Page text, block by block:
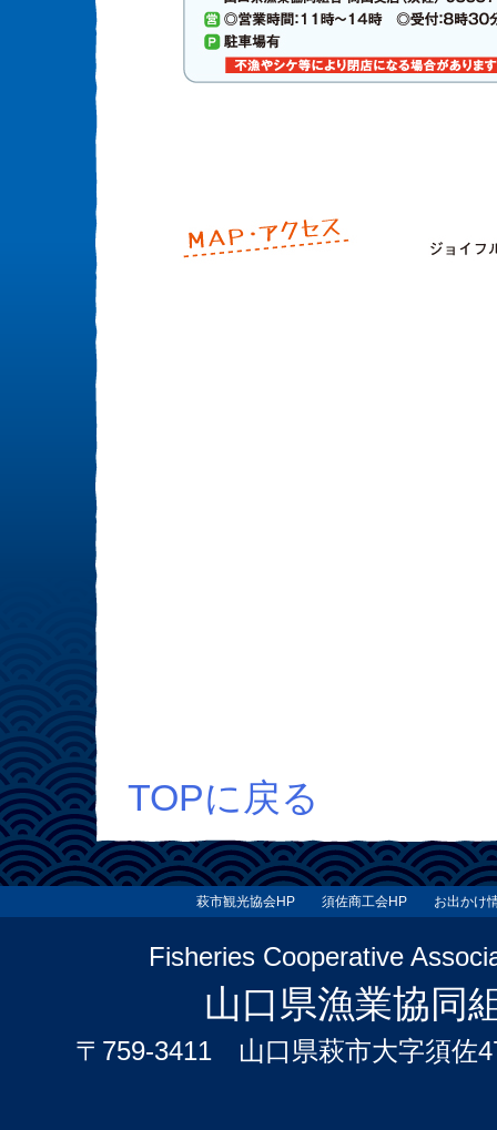
TOPに戻る
萩市観光協会HP 須佐商工会HP お出かけ
Fisheries Cooperative
山口県漁業協同
〒759-3411 山口県萩市大字須佐